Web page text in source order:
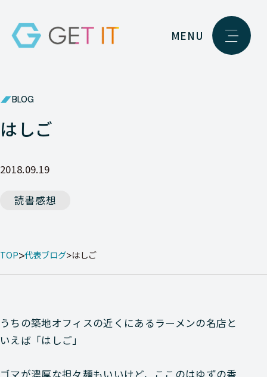
MENU
BLOG
はしご
2018.09.19
読書感想
TOP 代表ブログ はしご
うちの築地オフィスの近くにあるラーメンの名店と
いえば「はしご」